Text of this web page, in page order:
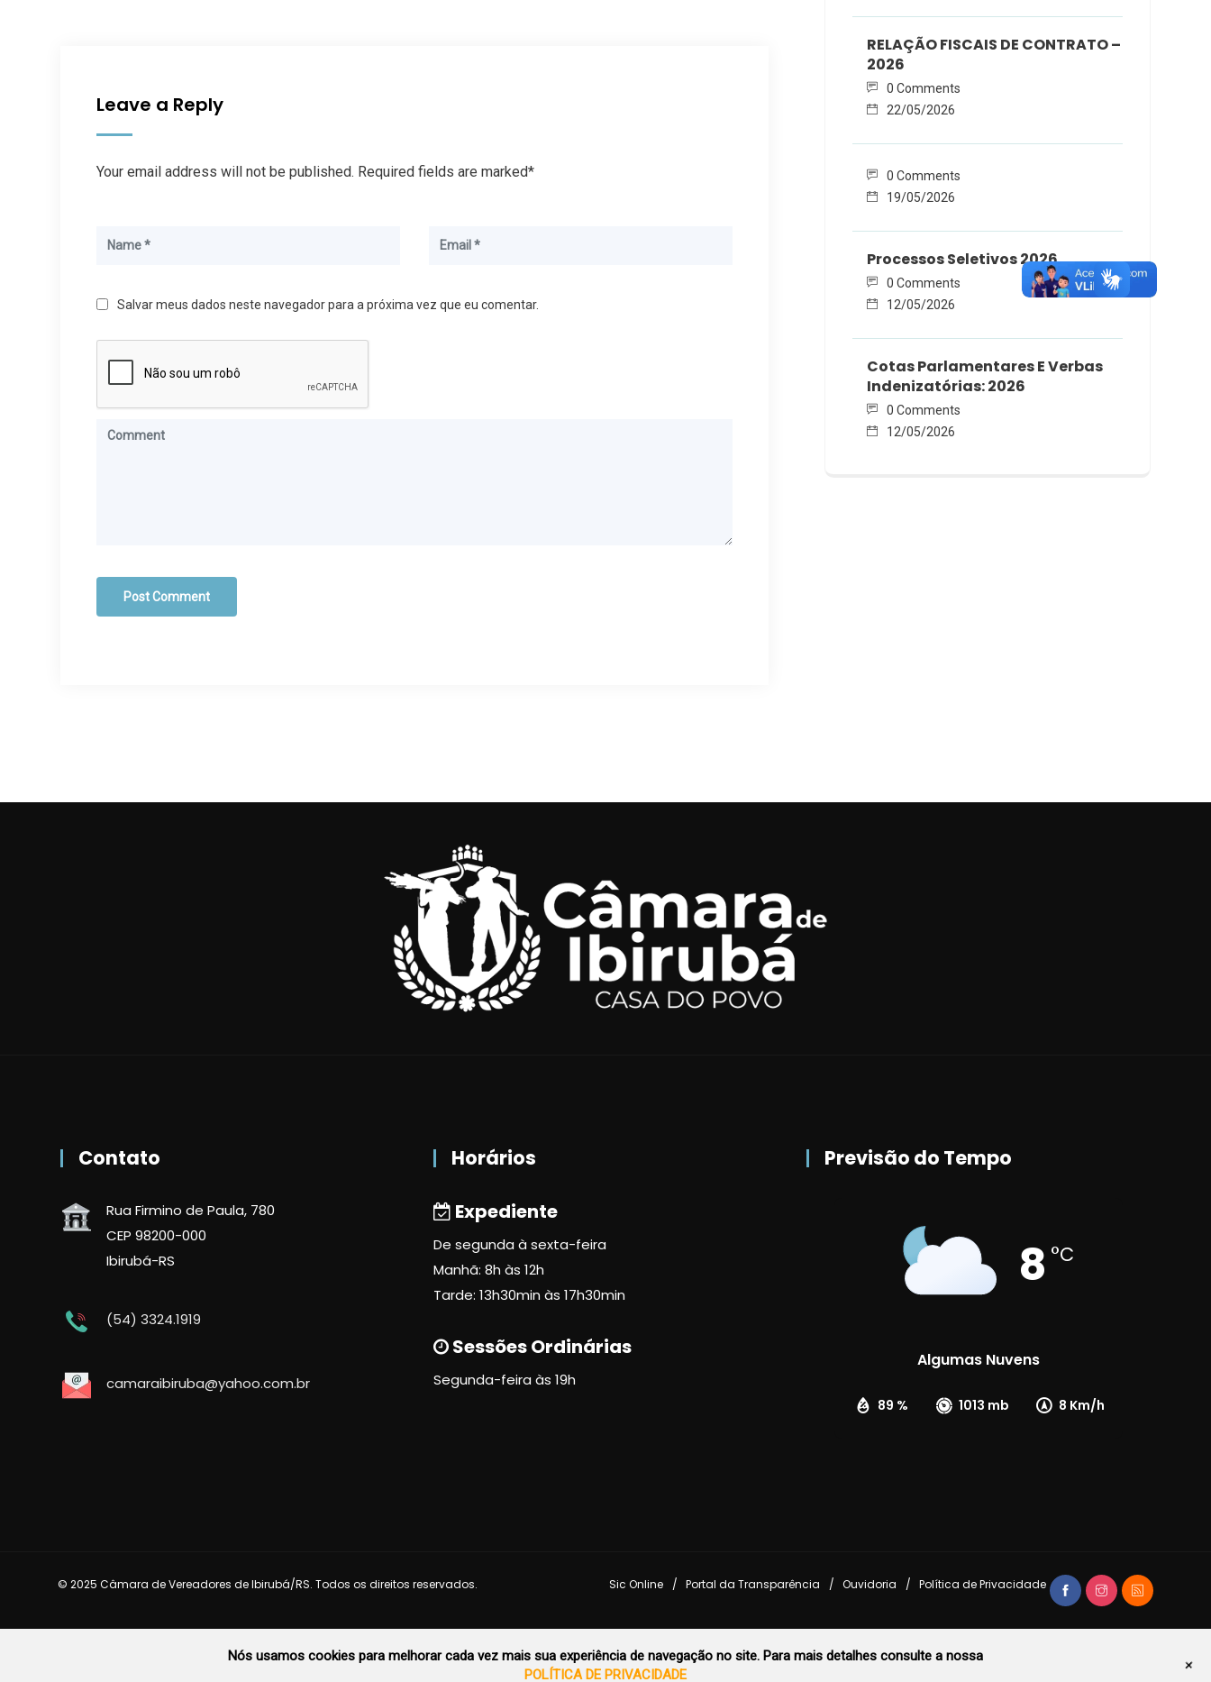
Leave a Reply
Your email address will not be published. Required fields are marked*
Salvar meus dados neste navegador para a próxima vez que eu comentar.
RELAÇÃO FISCAIS DE CONTRATO –
2026
0 Comments
22/05/2026
0 Comments
19/05/2026
Processos Seletivos 2026
0 Comments
12/05/2026
Cotas Parlamentares E Verbas
Indenizatórias: 2026
0 Comments
12/05/2026
Contato
Rua Firmino de Paula, 780
CEP 98200-000
Ibirubá-RS
(54) 3324.1919
camaraibiruba@yahoo.com.br
Horários
Expediente
De segunda à sexta-feira
Manhã: 8h às 12h
Tarde: 13h30min às 17h30min
Sessões Ordinárias
Segunda-feira às 19h
Previsão do Tempo
8 °C
Algumas Nuvens
89 % 1013 mb 8 Km/h
© 2025 Câmara de Vereadores de Ibirubá/RS. Todos os direitos reservados. Sic Online Portal da Transparência Ouvidoria Política de Privacidade
Nós usamos cookies para melhorar cada vez mais sua experiência de navegação no site. Para mais detalhes consulte a nossa
POLÍTICA DE PRIVACIDADE
+